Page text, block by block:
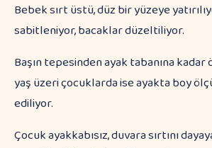
Bebek sırt üstü, düz bir yüzeye
sabitleniyor, bacaklar düzeltiliyor.
Başın tepesinden ayak tabanına
yaş üzeri çocuklarda ise ayakta boy
ediliyor.
Çocuk ayakkabısız, duvara sırtını